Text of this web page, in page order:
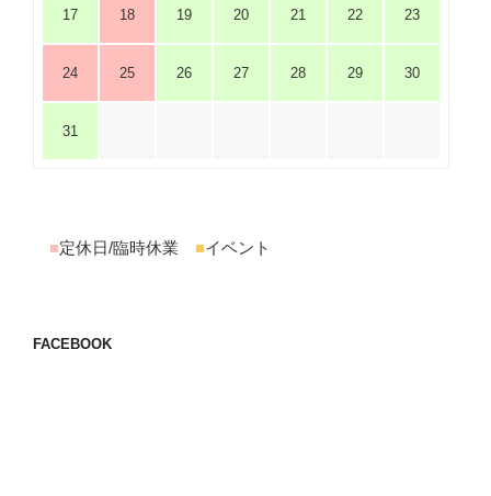
17 18 19 20 21 22 23
24 25 26 27 28 29 30
31
■定休日/臨時休業 ■イベント
FACEBOOK